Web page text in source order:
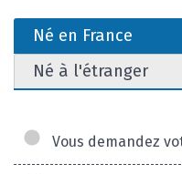
Né en France
Né à l'étranger
Vous demandez